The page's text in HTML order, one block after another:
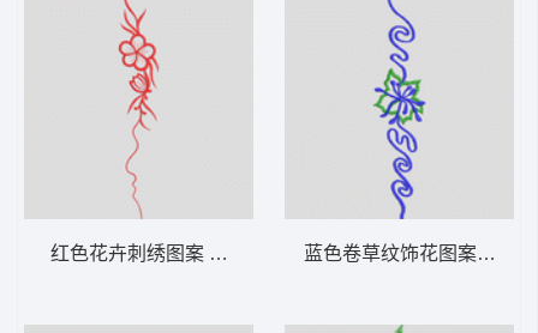
红色花卉刺绣图案 牛仔裤 蓝色卷草纹饰花图案 牛仔裤